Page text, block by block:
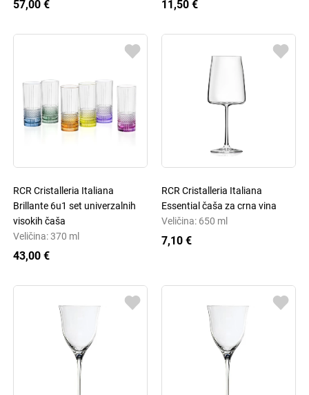
57,00 € 11,50 €
RCR Cristalleria Italiana
Brillante 6u1 set univerzalnih
visokih čaša
Veličina: 370 ml
43,00 €
RCR Cristalleria Italiana
Essential čaša za crna vina
Veličina: 650 ml
7,10 €